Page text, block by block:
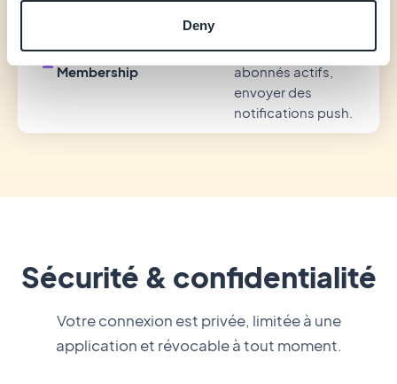
Deny
Community /
Membership
Consulter les
abonnés actifs,
envoyer des
notifications push.
Sécurité & confidentialité
Votre connexion est privée, limitée à une
application et révocable à tout moment.